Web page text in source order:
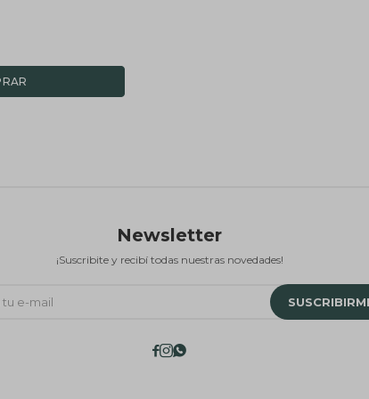
Newsletter
¡Suscribite y recibí todas nuestras novedades!
